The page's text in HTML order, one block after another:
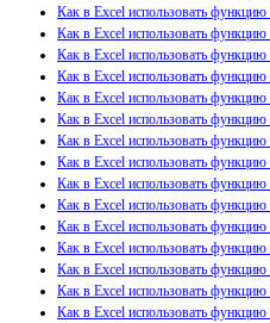
Как в Excel использовать
Как в Excel использовать
Как в Excel использовать
Как в Excel использовать
Как в Excel использовать
Как в Excel использовать
Как в Excel использовать
Как в Excel использовать
Как в Excel использовать
Как в Excel использовать
Как в Excel использовать
Как в Excel использовать
Как в Excel использовать
Как в Excel использовать
Как в Excel использовать